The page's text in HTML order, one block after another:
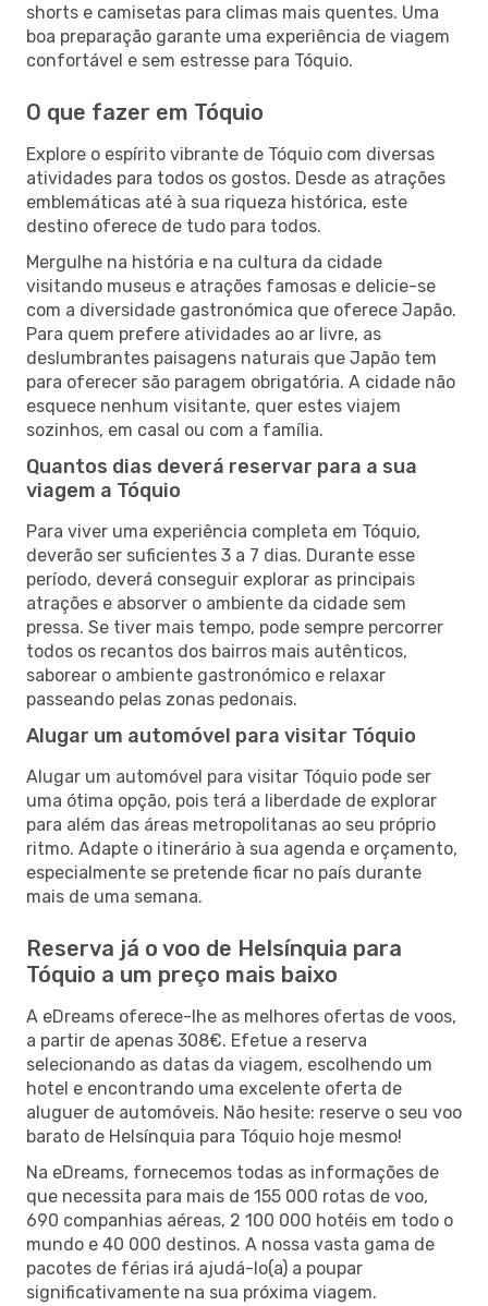
shorts e camisetas para climas mais quentes. Uma
boa preparação garante uma experiência de viagem
confortável e sem estresse para Tóquio.
O que fazer em Tóquio
Explore o espírito vibrante de Tóquio com diversas
atividades para todos os gostos. Desde as atrações
emblemáticas até à sua riqueza histórica, este
destino oferece de tudo para todos.
Mergulhe na história e na cultura da cidade
visitando museus e atrações famosas e delicie-se
com a diversidade gastronómica que oferece Japão.
Para quem prefere atividades ao ar livre, as
deslumbrantes paisagens naturais que Japão tem
para oferecer são paragem obrigatória. A cidade não
esquece nenhum visitante, quer estes viajem
sozinhos, em casal ou com a família.
Quantos dias deverá reservar para a sua
viagem a Tóquio
Para viver uma experiência completa em Tóquio,
deverão ser suficientes 3 a 7 dias. Durante esse
período, deverá conseguir explorar as principais
atrações e absorver o ambiente da cidade sem
pressa. Se tiver mais tempo, pode sempre percorrer
todos os recantos dos bairros mais autênticos,
saborear o ambiente gastronómico e relaxar
passeando pelas zonas pedonais.
Alugar um automóvel para visitar Tóquio
Alugar um automóvel para visitar Tóquio pode ser
uma ótima opção, pois terá a liberdade de explorar
para além das áreas metropolitanas ao seu próprio
ritmo. Adapte o itinerário à sua agenda e orçamento,
especialmente se pretende ficar no país durante
mais de uma semana.
Reserva já o voo de Helsínquia para
Tóquio a um preço mais baixo
A eDreams oferece-lhe as melhores ofertas de voos,
a partir de apenas 308€. Efetue a reserva
selecionando as datas da viagem, escolhendo um
hotel e encontrando uma excelente oferta de
aluguer de automóveis. Não hesite: reserve o seu voo
barato de Helsínquia para Tóquio hoje mesmo!
Na eDreams, fornecemos todas as informações de
que necessita para mais de 155 000 rotas de voo,
690 companhias aéreas, 2 100 000 hotéis em todo o
mundo e 40 000 destinos. A nossa vasta gama de
pacotes de férias irá ajudá-lo(a) a poupar
significativamente na sua próxima viagem.